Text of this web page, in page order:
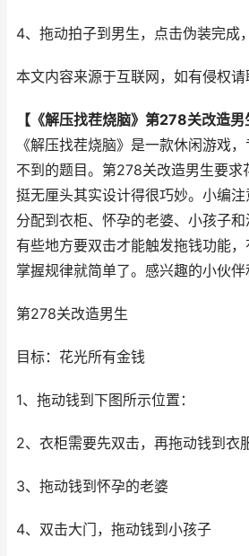
4、拖动拍子到男生，点击伪装完成
本文内容来源于互联网，如有侵权请
【《解压找茬烧脑》第278关改造男
《解压找茬烧脑》是一款休闲游戏
不到的题目。第278关改造男生要求
挺无厘头其实设计得很巧妙。小编
分配到衣柜、怀孕的老婆、小孩子
有些地方要双击才能触发拖钱功能，
掌握规律就简单了。感兴趣的小伙伴
第278关改造男生
目标：花光所有金钱
1、拖动钱到下图所示位置：
2、衣柜需要先双击，再拖动钱到衣
3、拖动钱到怀孕的老婆
4、双击大门，拖动钱到小孩子